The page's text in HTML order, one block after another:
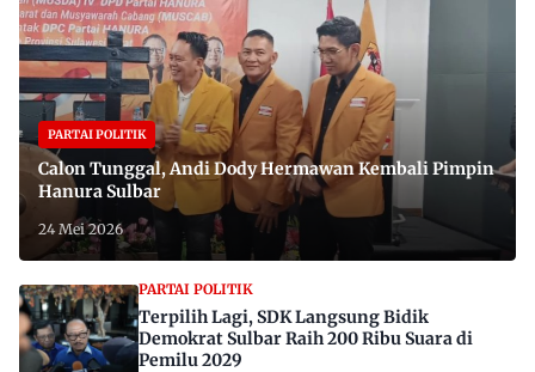
PARTAI POLITIK
Calon Tunggal, Andi Dody Hermawan Kembali Pimpin
Hanura Sulbar
24 Mei 2026
PARTAI POLITIK
Terpilih Lagi, SDK Langsung Bidik
Demokrat Sulbar Raih 200 Ribu Suara di
Pemilu 2029